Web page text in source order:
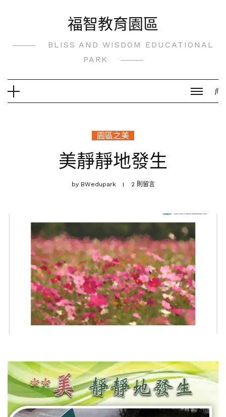
福智教育園區
BLISS AND WISDOM EDUCATIONAL
PARK
園區之美
美靜靜地發生
byBWedupark 2 則留言